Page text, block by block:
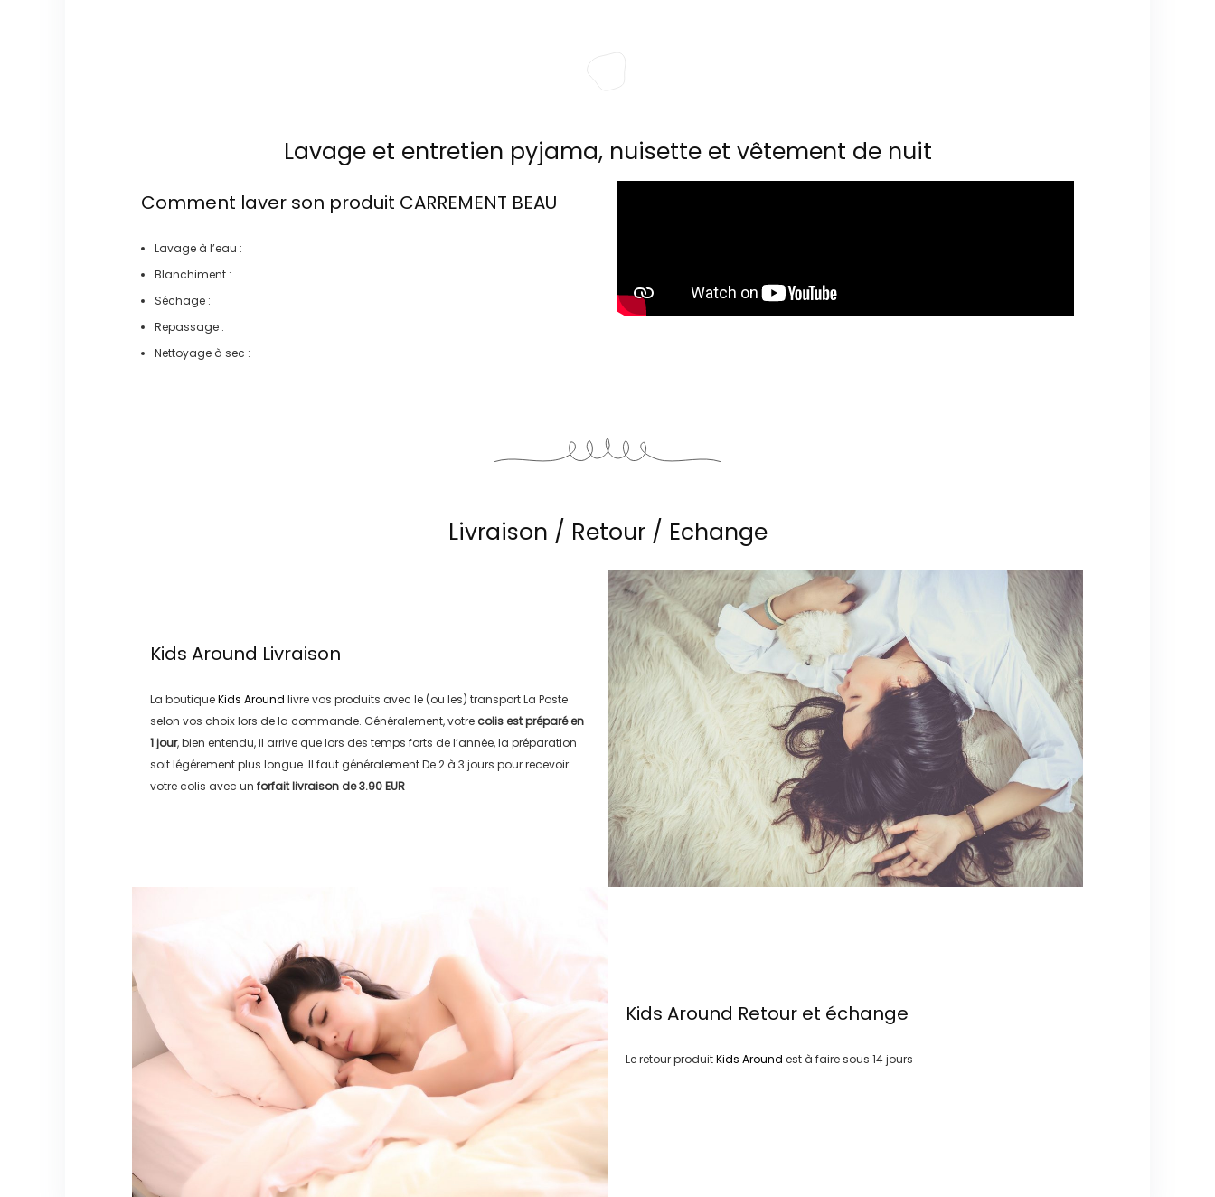
Lavage et entretien pyjama, nuisette et vêtement de nuit
Comment laver son produit CARREMENT BEAU
Lavage à l’eau :
Blanchiment :
Séchage :
Repassage :
Nettoyage à sec :
Livraison / Retour / Echange
Kids Around Livraison
La boutiqueKids Around livre vos produits avec le (ou les) transportLa Poste
selon vos choix lors de la commande. Généralement, votre colis est préparé en
1 jour, bien entendu, il arrive que lors des temps forts de l’année, la préparation
soit légérement plus longue. Il faut généralementDe 2 à 3 jours pour recevoir
votre colis avec un forfait livraison de3.90 EUR
Kids Around Retour et échange
Le retour produitKids Around est à faire sous 14 jours